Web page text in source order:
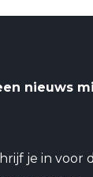
nieuws
je in voor